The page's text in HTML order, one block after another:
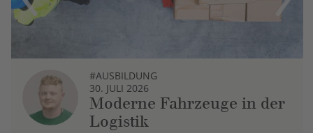
#AUSBILDUNG
30. JULI 2026
Moderne Fahrzeuge in der
Logistik